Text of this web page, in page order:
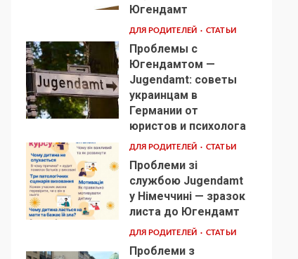
Югендамт
3
ДЛЯ РОДИТЕЛЕЙ СТАТЬИ
Проблемы с
Югендамтом —
Jugendamt: советы
украинцам в
Германии от
юристов и психолога
4
ДЛЯ РОДИТЕЛЕЙ СТАТЬИ
Проблеми зі
службою Jugendamt
у Німеччині — зразок
листа до Югендамт
ДЛЯ РОДИТЕЛЕЙ СТАТЬИ
Проблеми з